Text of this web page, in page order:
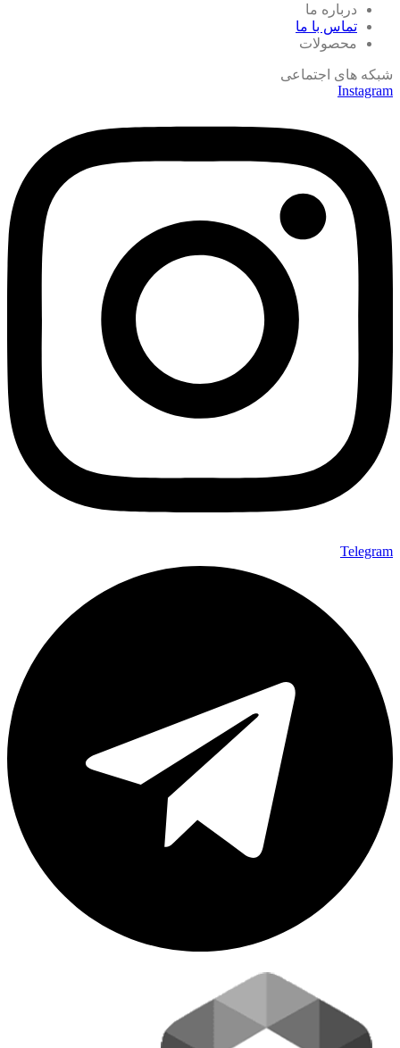
درباره ما
تماس با ما
محصولات
شبکه های اجتماعی
Instagram
Telegram